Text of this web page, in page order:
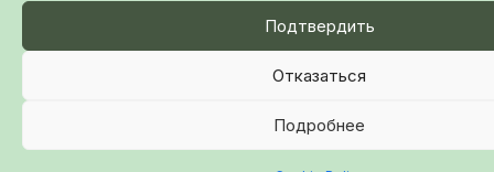
Подтвердить
Отказаться
Подробнее